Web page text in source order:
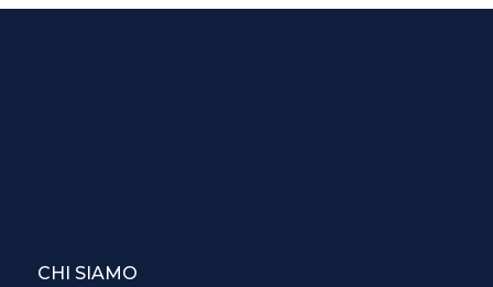
CHI SIAMO